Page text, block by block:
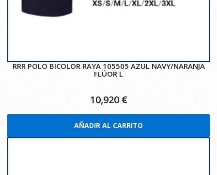
RRR POLO BICOLOR RAYA 105505 AZUL NAVY/NARANJA
FLÚOR L
10,920€
AÑADIR AL CARRITO